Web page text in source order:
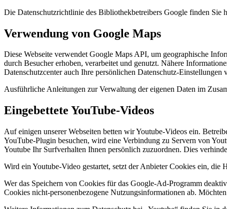
Die Datenschutzrichtlinie des Bibliothekbetreibers Google finden Sie
Verwendung von Google Maps
Diese Webseite verwendet Google Maps API, um geographische
durch Besucher erhoben, verarbeitet und genutzt. Nähere
Datenschutzcenter auch Ihre persönlichen Datenschutz-Einstellungen
Ausführliche Anleitungen zur Verwaltung der eigenen Daten im
Eingebettete YouTube-Videos
Auf einigen unserer Webseiten betten wir Youtube-Videos ein.
YouTube-Plugin besuchen, wird eine Verbindung zu Servern von
Youtube Ihr Surfverhalten Ihnen persönlich zuzuordnen. Dies
Wird ein Youtube-Video gestartet, setzt der Anbieter Cookies ein, die
Wer das Speichern von Cookies für das Google-Ad-Programm
Cookies nicht-personenbezogene Nutzungsinformationen ab.